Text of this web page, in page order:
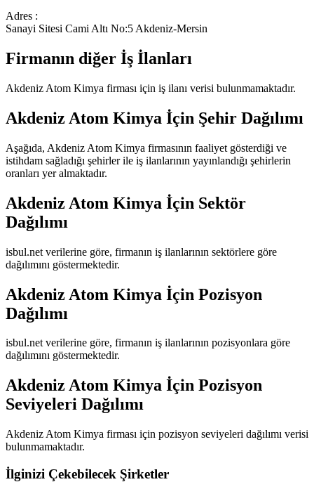
Adres :
Sanayi Sitesi Cami Altı No:5 Akdeniz-Mersin
Firmanın diğer İş İlanları
Akdeniz Atom Kimya firması için iş ilanı verisi bulunmamaktadır.
Akdeniz Atom Kimya İçin Şehir Dağılımı
Aşağıda, Akdeniz Atom Kimya firmasının faaliyet gösterdiği ve
istihdam sağladığı şehirler ile iş ilanlarının yayınlandığı şehirlerin
oranları yer almaktadır.
Akdeniz Atom Kimya İçin Sektör
Dağılımı
isbul.net verilerine göre, firmanın iş ilanlarının sektörlere göre
dağılımını göstermektedir.
Akdeniz Atom Kimya İçin Pozisyon
Dağılımı
isbul.net verilerine göre, firmanın iş ilanlarının pozisyonlara göre
dağılımını göstermektedir.
Akdeniz Atom Kimya İçin Pozisyon
Seviyeleri Dağılımı
Akdeniz Atom Kimya firması için pozisyon seviyeleri dağılımı verisi
bulunmamaktadır.
İlginizi Çekebilecek Şirketler